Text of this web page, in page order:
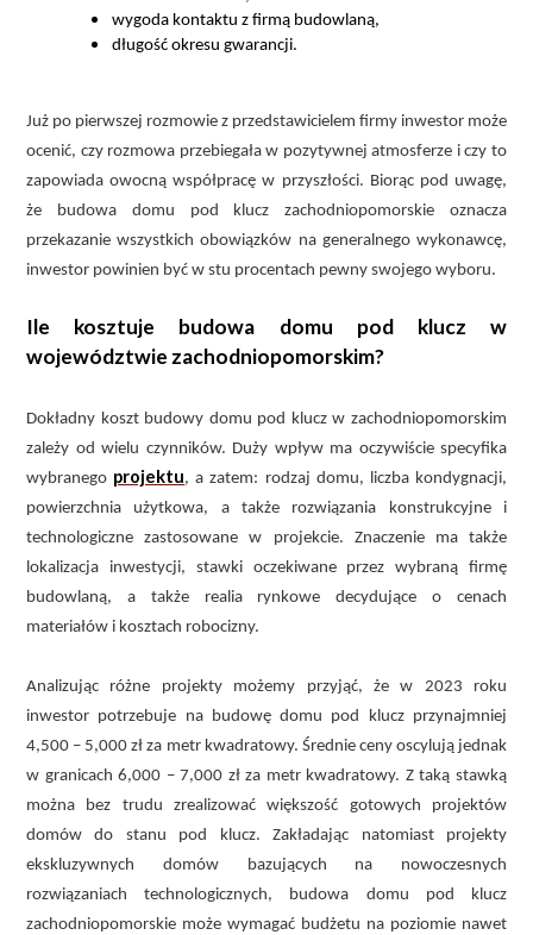
wygoda kontaktu z firmą budowlaną,
długość okresu gwarancji.
Już po pierwszej rozmowie z przedstawicielem firmy inwestor może
ocenić, czy rozmowa przebiegała w pozytywnej atmosferze i czy to
zapowiada owocną współpracę w przyszłości. Biorąc pod uwagę,
że budowa domu pod klucz zachodniopomorskie oznacza
przekazanie wszystkich obowiązków na generalnego wykonawcę,
inwestor powinien być w stu procentach pewny swojego wyboru.
Ile kosztuje budowa domu pod klucz w
województwie zachodniopomorskim?
Dokładny koszt budowy domu pod klucz w zachodniopomorskim
zależy od wielu czynników. Duży wpływ ma oczywiście specyfika
wybranego projektu, a zatem: rodzaj domu, liczba kondygnacji,
powierzchnia użytkowa, a także rozwiązania konstrukcyjne i
technologiczne zastosowane w projekcie. Znaczenie ma także
lokalizacja inwestycji, stawki oczekiwane przez wybraną firmę
budowlaną, a także realia rynkowe decydujące o cenach
materiałów i kosztach robocizny.
Analizując różne projekty możemy przyjąć, że w 2023 roku
inwestor potrzebuje na budowę domu pod klucz przynajmniej
4,500 – 5,000 zł za metr kwadratowy. Średnie ceny oscylują jednak
w granicach 6,000 – 7,000 zł za metr kwadratowy. Z taką stawką
można bez trudu zrealizować większość gotowych projektów
domów do stanu pod klucz. Zakładając natomiast projekty
ekskluzywnych domów bazujących na nowoczesnych
rozwiązaniach technologicznych, budowa domu pod klucz
zachodniopomorskie może wymagać budżetu na poziomie nawet